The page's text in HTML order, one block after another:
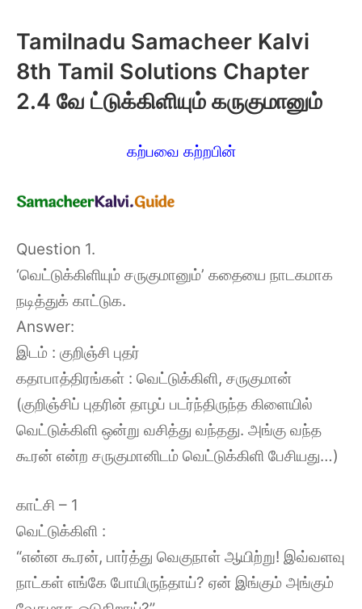
Tamilnadu Samacheer Kalvi
8th Tamil Solutions Chapter
2.4 வே ட்டுக்கிளியும் கருகுமானும்
கற்பவை கற்றபின்
Question 1.
‘வெட்டுக்கிளியும் சருகுமானும்’ கதையை நாடகமாக
நடித்துக் காட்டுக.
Answer:
இடம் : குறிஞ்சி புதர்
கதாபாத்திரங்கள் : வெட்டுக்கிளி, சருகுமான்
(குறிஞ்சிப் புதரின் தாழப் படர்ந்திருந்த கிளையில்
வெட்டுக்கிளி ஒன்று வசித்து வந்தது. அங்கு வந்த
கூரன் என்ற சருகுமானிடம் வெட்டுக்கிளி பேசியது…)
காட்சி – 1
வெட்டுக்கிளி :
“என்ன கூரன், பார்த்து வெகுநாள் ஆயிற்று! இவ்வளவு
நாட்கள் எங்கே போயிருந்தாய்? ஏன் இங்கும் அங்கும்